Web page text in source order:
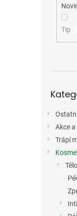
Tip
Akce a
Trápí